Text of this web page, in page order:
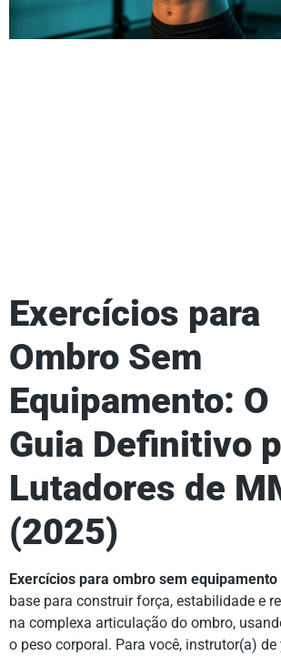
Exercícios para
Ombro Sem
Equipamento: O
Guia Definitivo
Lutadores de
(2025)
Exercícios para ombro sem equipamento
base para construir força, estabilidade e
na complexa articulação do ombro,
o peso corporal. Para você, instrutor(a) de